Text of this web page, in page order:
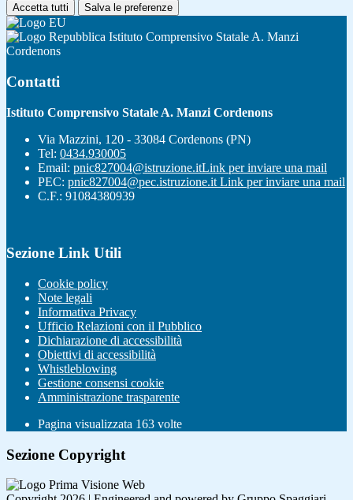
Accetta tutti Salva le preferenze
Istituto Comprensivo Statale A. Manzi
Cordenons
Contatti
Istituto Comprensivo Statale A. Manzi Cordenons
Via Mazzini, 120 - 33084 Cordenons (PN)
Tel: 0434.930005
Email: pnic827004@istruzione.itLink per inviare una mail
PEC: pnic827004@pec.istruzione.it Link per inviare una mail
C.F.: 91084380939
Sezione Link Utili
Cookie policy
Note legali
Informativa Privacy
Ufficio Relazioni con il Pubblico
Dichiarazione di accessibilità
Obiettivi di accessibilità
Whistleblowing
Gestione consensi cookie
Amministrazione trasparente
Pagina visualizzata 163 volte
Sezione Copyright